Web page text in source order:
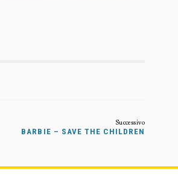
BARBIE – SAVE THE CHILDREN